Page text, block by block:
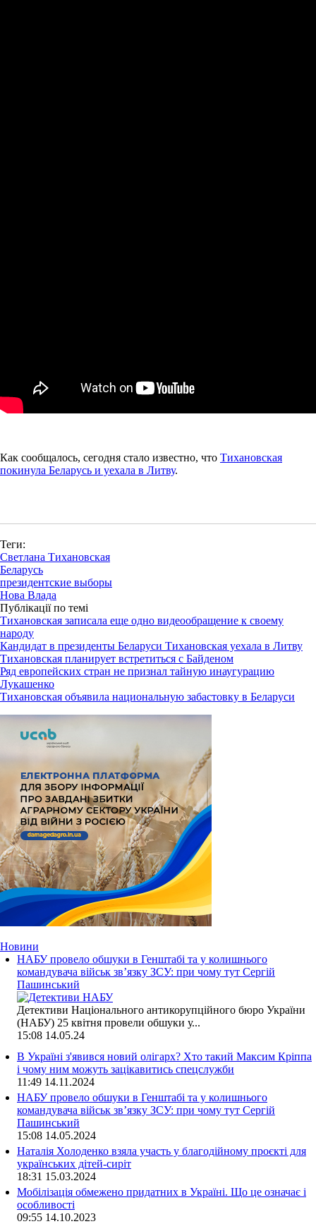
Как сообщалось, сегодня стало известно, что Тихановская
покинула Беларусь и уехала в Литву.
Теги:
Светлана Тихановская
Беларусь
президентские выборы
Нова Влада
Публікації по темі
Тихановская записала еще одно видеообращение к своему
народу
Кандидат в президенты Беларуси Тихановская уехала в Литву
Тихановская планирует встретиться с Байденом
Ряд европейских стран не признал тайную инаугурацию
Лукашенко
Тихановская объявила национальную забастовку в Беларуси
Новини
НАБУ провело обшуки в Генштабі та у колишнього
командувача військ зв’язку ЗСУ: при чому тут Сергій
Пашинський
Детективи Національного антикорупційного бюро України
(НАБУ) 25 квітня провели обшуки у...
15:08 14.05.24
В Україні з'явився новий олігарх? Хто такий Максим Кріппа
і чому ним можуть зацікавитись спецслужби
11:49 14.11.2024
НАБУ провело обшуки в Генштабі та у колишнього
командувача військ зв’язку ЗСУ: при чому тут Сергій
Пашинський
15:08 14.05.2024
Наталія Холоденко взяла участь у благодійному проєкті для
українських дітей-сиріт
18:31 15.03.2024
Мобілізація обмежено придатних в Україні. Що це означає і
особливості
09:55 14.10.2023